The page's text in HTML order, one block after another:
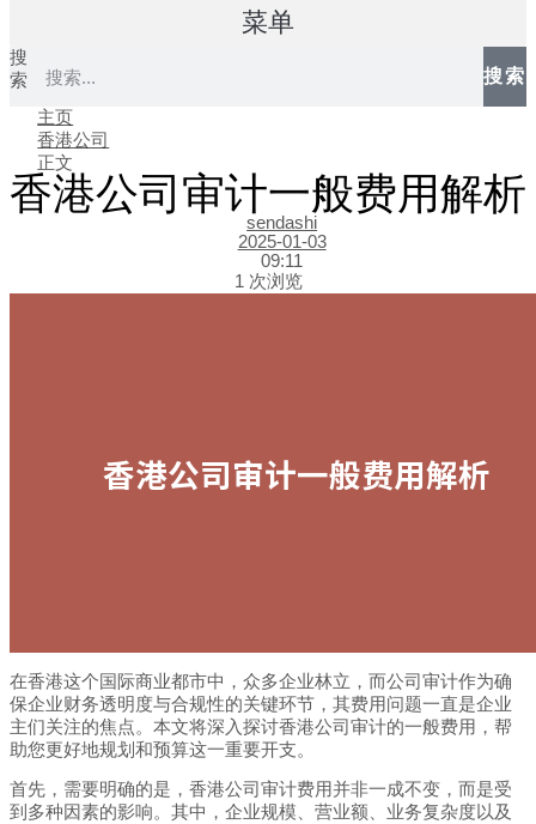
菜单
搜
索
搜索
主页
香港公司
正文
香港公司审计一般费用解析
sendashi
2025-01-03
09:11
1 次浏览
在香港这个国际商业都市中，众多企业林立，而公司审计作为确
保企业财务透明度与合规性的关键环节，其费用问题一直是企业
主们关注的焦点。本文将深入探讨香港公司审计的一般费用，帮
助您更好地规划和预算这一重要开支。
首先，需要明确的是，香港公司审计费用并非一成不变，而是受
到多种因素的影响。其中，企业规模、营业额、业务复杂度以及